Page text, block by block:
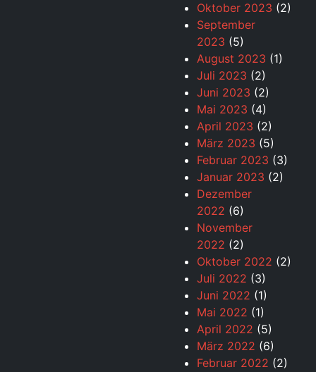
Oktober 2023 (2)
September
2023 (5)
August 2023 (1)
Juli 2023 (2)
Juni 2023 (2)
Mai 2023 (4)
April 2023 (2)
März 2023 (5)
Februar 2023 (3)
Januar 2023 (2)
Dezember
2022 (6)
November
2022 (2)
Oktober 2022 (2)
Juli 2022 (3)
Juni 2022 (1)
Mai 2022 (1)
April 2022 (5)
März 2022 (6)
Februar 2022 (2)